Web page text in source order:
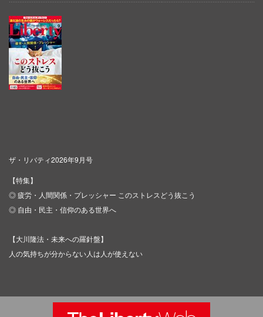
ザ・リバティ2026年9月号
【特集】
◎ 疲労・人間関係・プレッシャー このストレスどう抜こう
◎ 自由・民主・信仰のある世界へ
【大川隆法・未来への羅針盤】
人の気持ちが分からない人は人が使えない